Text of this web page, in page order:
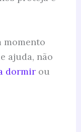
momento
ajuda, não
dormirou